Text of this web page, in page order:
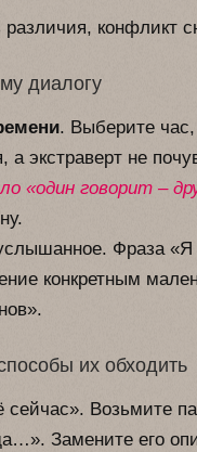
различия, конфликт
диалогу
. Выберите час,
а экстраверт не
«один говорит –
Фраза
конкретным
их обходить
сейчас». Возьмите
Замените его